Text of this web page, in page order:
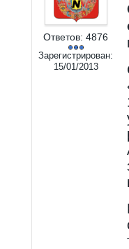
Ответов: 4876
Зарегистрирован:
15/01/2013